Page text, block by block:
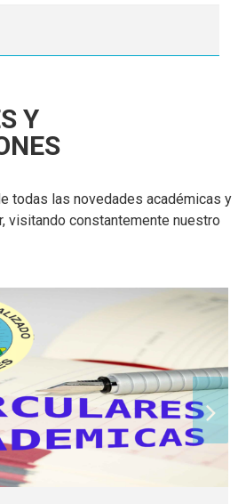
Y
todas las novedades académicas y
visitando constantemente nuestro